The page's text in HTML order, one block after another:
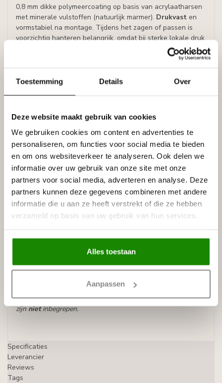
Toestemming Details Over
Deze website maakt gebruik van cookies
We gebruiken cookies om content en advertenties te
personaliseren, om functies voor social media te bieden
en om ons websiteverkeer te analyseren. Ook delen we
informatie over uw gebruik van onze site met onze
partners voor social media, adverteren en analyse. Deze
partners kunnen deze gegevens combineren met andere
informatie die u aan ze heeft verstrekt of die ze hebben
verzameld op basis van uw gebruik van hun services.
Alles toestaan
Aanpassen
0,8 mm dikke polymeercoating op basis van acrylaatharsen
met minerale vulstoffen (natuurlijk marmer). Drukvast en
vormstabiel na montage. Tijdens het zagen of passen is
voorzichtig hanteren belangrijk, omdat bij sterke lokale druk
(bijvoorbeeld met de duim) een lichte afdruk kan ontstaan.
Deze koof kan ook in vochtige ruimtes gebruikt worden
Afmetingen
Hoogte: 110 mm
Breedte: 240 mm
Lengte: 1150 mm
Uitvoering
- Kleur : wit
- Montage lichtkoof: Polymax High Tack Express,
lijmverbruik: 5-6 meter lijst per lijmkoker.
- Afwerken naden: Darmix
op basis van acrylaatharsen met minerale vulstoffen
(natuurlijk marmer), overschilderbaar met alle soorten
De koof wordt zonder gaten geleverd en LED-strip en spots
zijnnietinbegrepen.
Specificaties
Leverancier
Reviews
Tags